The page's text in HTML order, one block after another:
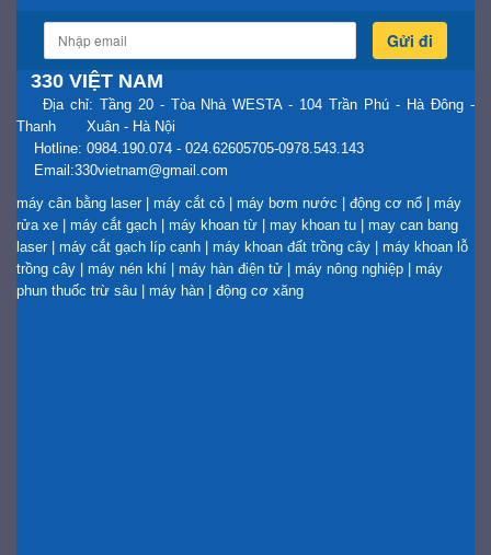
Gửi đi
330 VIỆT NAM
Địa chỉ: Tầng 20 - Tòa Nhà WESTA - 104 Trần Phú - Hà Đông -
Thanh Xuân - Hà Nội
Hotline: 0984.190.074 - 024.62605705-0978.543.143
Email:330vietnam@gmail.com
máy cân bằng laser | máy cắt cỏ | máy bơm nước | động cơ nổ | máy
rửa xe | máy cắt gạch | máy khoan từ | may khoan tu | may can bang
laser | máy cắt gạch líp cạnh | máy khoan đất trồng cây | máy khoan lỗ
trồng cây | máy nén khí | máy hàn điện tử | máy nông nghiệp | máy
phun thuốc trừ sâu | máy hàn | động cơ xăng